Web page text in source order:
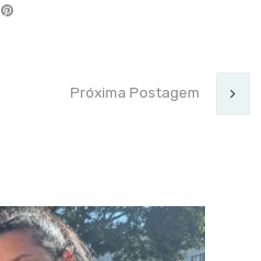
Próxima Postagem